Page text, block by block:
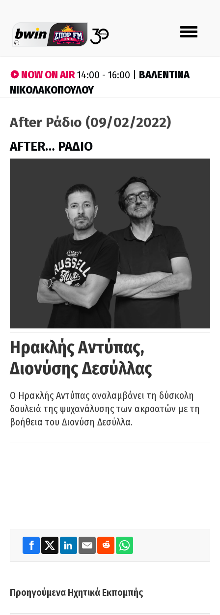
Toggle
navigation
NOW ON AIR14:00 - 16:00 | ΒΑΛΕΝΤΙΝΑ
ΝΙΚΟΛΑΚΟΠΟΥΛΟΥ
After Ράδιο (09/02/2022)
AFTER… ΡΑΔΙΟ
Ηρακλής Αντύπας,
Διονύσης Δεσύλλας
Ο Ηρακλής Αντύπας αναλαμβάνει τη δύσκολη
δουλειά της ψυχανάλυσης των ακροατών με τη
βοήθεια του Διονύση Δεσύλλα.
Προηγούμενα Ηχητικά Εκπομπής